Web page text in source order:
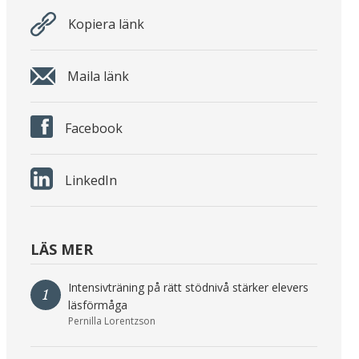
Kopiera länk
Maila länk
Facebook
LinkedIn
LÄS MER
1
Intensivträning på rätt stödnivå stärker elevers
läsförmåga
Pernilla Lorentzson